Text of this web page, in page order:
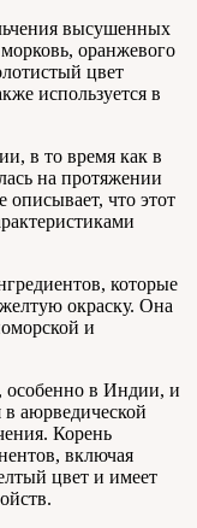
высушенных
оранжевого
цвет
используется в
в то время как в
на протяжении
что этот
которые
окраску. Она
и
особенно в Индии, и
аюрведической
Корень
включая
цвет и имеет